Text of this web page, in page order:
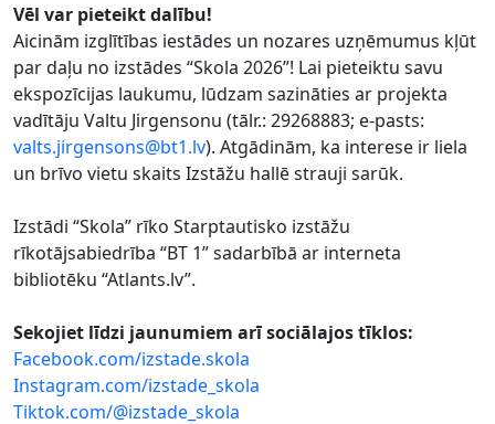
Vēl var pieteikt dalību!
Aicinām izglītības iestādes un nozares uzņēmumus kļūt
par daļu no izstādes “Skola 2026”! Lai pieteiktu savu
ekspozīcijas laukumu, lūdzam sazināties ar projekta
vadītāju Valtu Jirgensonu (tālr.: 29268883; e-pasts:
valts.jirgensons@bt1.lv). Atgādinām, ka interese ir liela
un brīvo vietu skaits Izstāžu hallē strauji sarūk.
Izstādi “Skola” rīko Starptautisko izstāžu
rīkotājsabiedrība “BT 1” sadarbībā ar interneta
bibliotēku “Atlants.lv”.
Sekojiet līdzi jaunumiem arī sociālajos tīklos:
Facebook.com/izstade.skola
Instagram.com/izstade_skola
Tiktok.com/@izstade_skola